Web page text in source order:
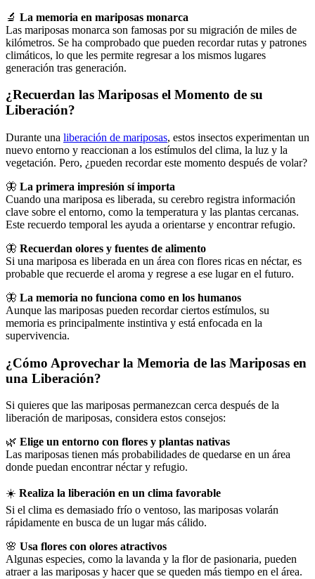
🔬 La memoria en mariposas monarca
Las mariposas monarca son famosas por su migración de miles de
kilómetros. Se ha comprobado que pueden recordar rutas y patrones
climáticos, lo que les permite regresar a los mismos lugares
generación tras generación.
¿Recuerdan las Mariposas el Momento de su
Liberación?
Durante una liberación de mariposas, estos insectos experimentan un
nuevo entorno y reaccionan a los estímulos del clima, la luz y la
vegetación. Pero, ¿pueden recordar este momento después de volar?
🦋 La primera impresión sí importa
Cuando una mariposa es liberada, su cerebro registra información
clave sobre el entorno, como la temperatura y las plantas cercanas.
Este recuerdo temporal les ayuda a orientarse y encontrar refugio.
🦋 Recuerdan olores y fuentes de alimento
Si una mariposa es liberada en un área con flores ricas en néctar, es
probable que recuerde el aroma y regrese a ese lugar en el futuro.
🦋 La memoria no funciona como en los humanos
Aunque las mariposas pueden recordar ciertos estímulos, su
memoria es principalmente instintiva y está enfocada en la
supervivencia.
¿Cómo Aprovechar la Memoria de las Mariposas en
una Liberación?
Si quieres que las mariposas permanezcan cerca después de la
liberación de mariposas, considera estos consejos:
🌿 Elige un entorno con flores y plantas nativas
Las mariposas tienen más probabilidades de quedarse en un área
donde puedan encontrar néctar y refugio.
☀️ Realiza la liberación en un clima favorable
Si el clima es demasiado frío o ventoso, las mariposas volarán
rápidamente en busca de un lugar más cálido.
🌸 Usa flores con olores atractivos
Algunas especies, como la lavanda y la flor de pasionaria, pueden
atraer a las mariposas y hacer que se queden más tiempo en el área.